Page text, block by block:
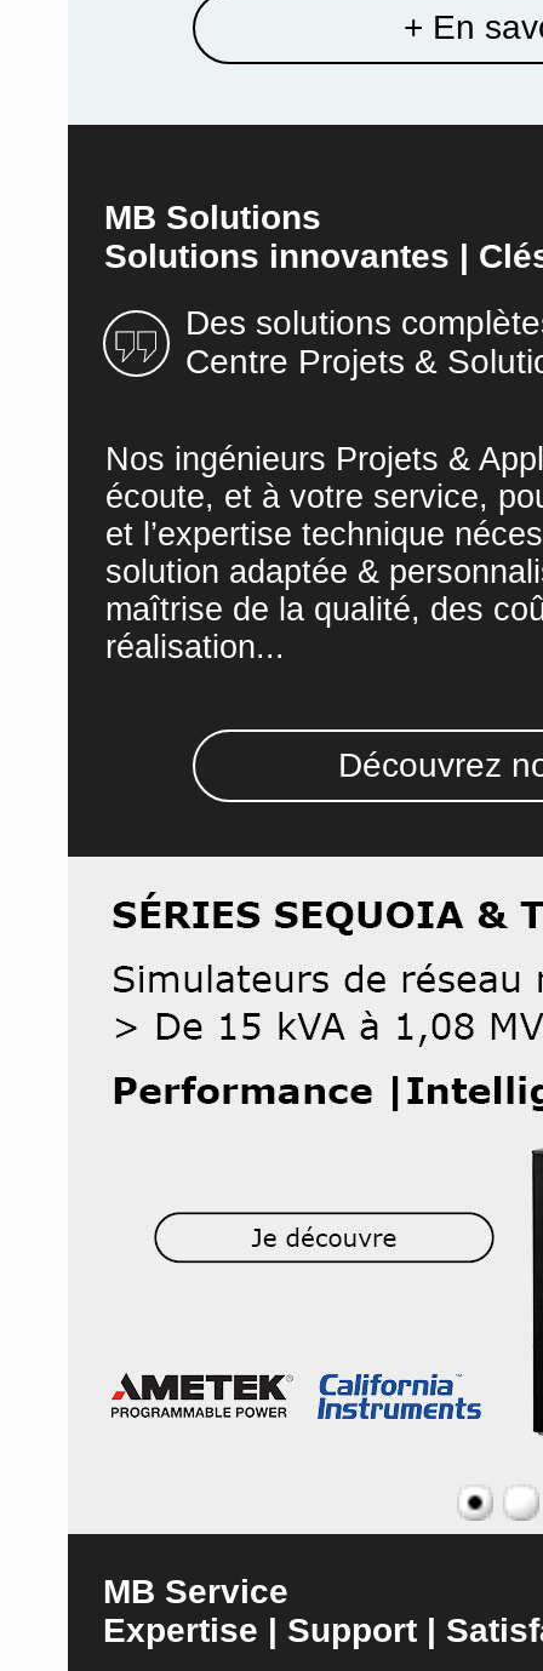
+ En
MB Solutions
Solutions innovantes |
Des solutions
Centre Projets &
Nos ingénieurs Projets &
écoute, et à votre service,
et l’expertise technique
solution adaptée &
maîtrise de la qualité, des
réalisation...
Découvrez
MB Service
Expertise | Support |